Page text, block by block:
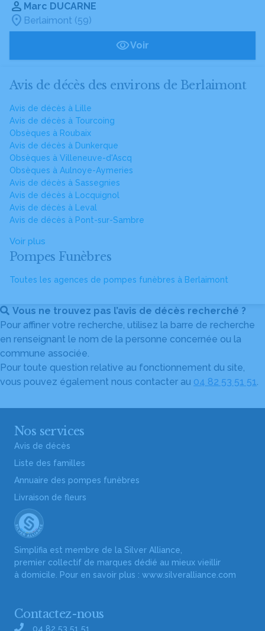
Marc DUCARNE
Berlaimont (59)
Voir
Avis de décès des environs de Berlaimont
Avis de décès à Lille
Avis de décès à Tourcoing
Obsèques à Roubaix
Avis de décès à Dunkerque
Obsèques à Villeneuve-d'Ascq
Obsèques à Aulnoye-Aymeries
Avis de décès à Sassegnies
Avis de décès à Locquignol
Avis de décès à Leval
Avis de décès à Pont-sur-Sambre
Voir plus
Pompes Funèbres
Toutes les agences de pompes funèbres à Berlaimont
Vous ne trouvez pas l’avis de décès recherché ?
Pour affiner votre recherche, utilisez la barre de recherche
en renseignant le nom de la personne concernée ou la
commune associée.
Pour toute question relative au fonctionnement du site,
vous pouvez également nous contacter au 04 82 53 51 51.
Nos services
Avis de décès
Liste des familles
Annuaire des pompes funèbres
Livraison de fleurs
Simplifia est membre de la Silver Alliance,
premier collectif de marques dédié au mieux vieillir
à domicile. Pour en savoir plus : www.silveralliance.com
Contactez-nous
04 82 53 51 51